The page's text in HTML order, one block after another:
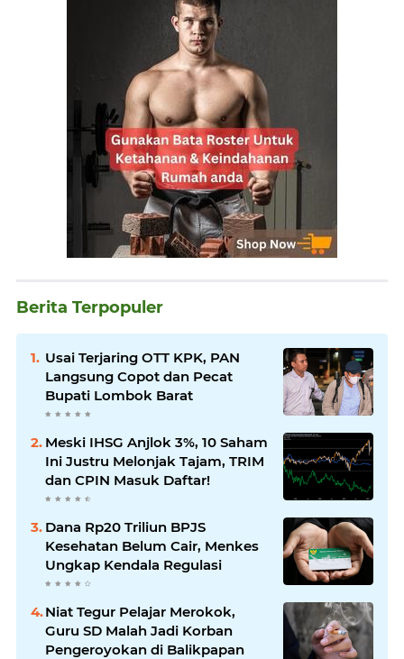
Berita Terpopuler
Usai Terjaring OTT KPK, PAN
Langsung Copot dan Pecat
Bupati Lombok Barat
Meski IHSG Anjlok 3%, 10 Saham
Ini Justru Melonjak Tajam, TRIM
dan CPIN Masuk Daftar!
Dana Rp20 Triliun BPJS
Kesehatan Belum Cair, Menkes
Ungkap Kendala Regulasi
Niat Tegur Pelajar Merokok,
Guru SD Malah Jadi Korban
Pengeroyokan di Balikpapan